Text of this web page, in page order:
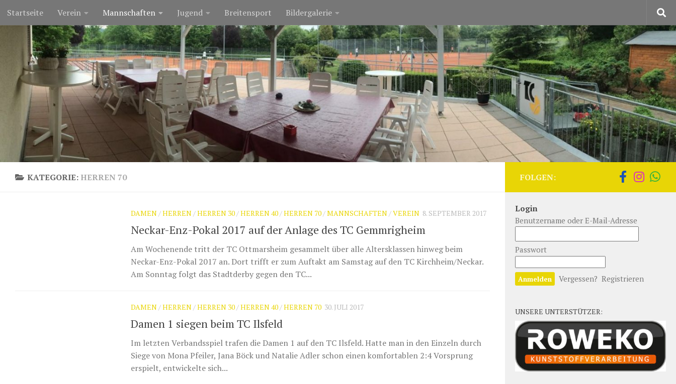
Zum Inhalt springen
Startseite Verein Mannschaften Jugend Breitensport Bildergalerie
KATEGORIE: HERREN 70
DAMEN /HERREN /HERREN 30 /HERREN 40 /HERREN 70 /MANNSCHAFTEN /VEREIN 8. SEPTEMBER 2017
Neckar-Enz-Pokal 2017 auf der Anlage des TC Gemmrigheim
Am Wochenende tritt der TC Ottmarsheim gesammelt über alle Altersklassen hinweg beim
Neckar-Enz-Pokal 2017 an. Dort trifft er zum Auftakt am Samstag auf den TC Kirchheim/Neckar.
Am Sonntag folgt das Stadtderby gegen den TC...
DAMEN /HERREN /HERREN 30 /HERREN 40 /HERREN 70 30. JULI 2017
Damen 1 siegen beim TC Ilsfeld
Im letzten Verbandsspiel trafen die Damen 1 auf den TC Ilsfeld. Hatte man in den Einzeln durch
Siege von Mona Pfeiler, Jana Böck und Natalie Adler schon einen komfortablen 2:4 Vorsprung
erspielt, entwickelte sich...
FOLGEN:
Login
Benutzername oder E-Mail-Adresse
Passwort
Vergessen? Registrieren
UNSERE UNTERSTÜTZER: